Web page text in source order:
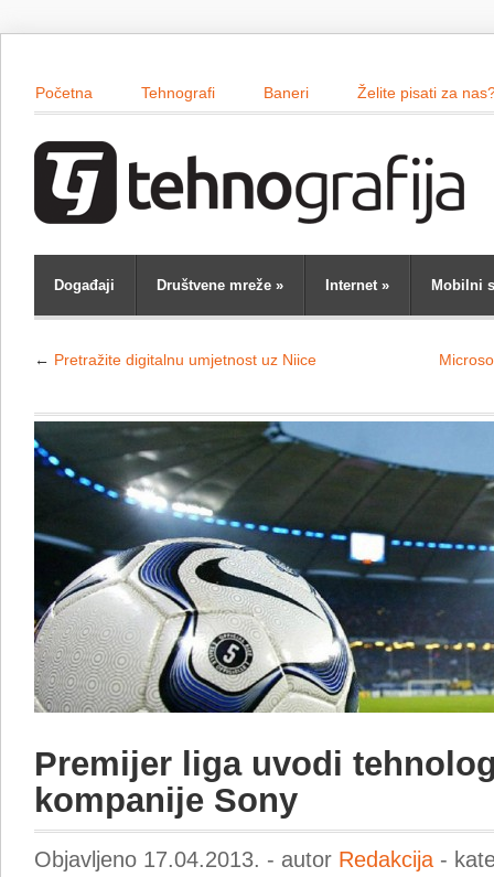
Početna Tehnografi Baneri Želite pisati za
Događaji Društvene mreže » Internet» Mobilni
← Pretražite digitalnu umjetnost uz Niice
Premijer liga uvodi
kompanije Sony
Objavljeno 17.04.2013. - autor Redakcija -